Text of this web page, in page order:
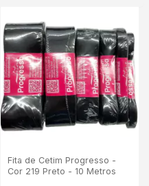
Fita de Cetim Progresso -
Cor 219 Preto - 10 Metros